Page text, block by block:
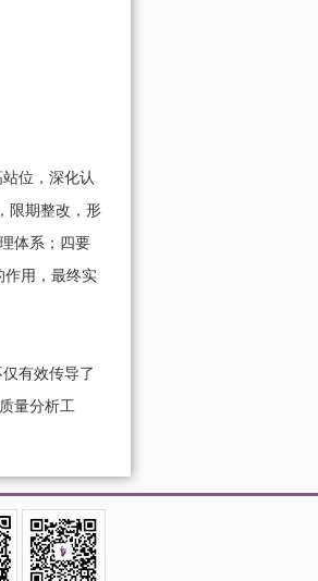
位，深化认
限期整改，形
体系；四要
作用，最终实
有效传导了
量分析工